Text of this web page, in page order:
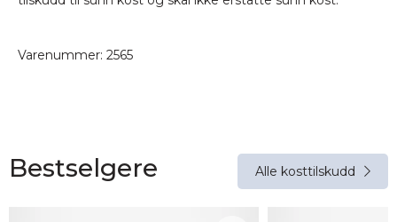
Varenummer: 2565
Bestselgere Alle kosttilskudd